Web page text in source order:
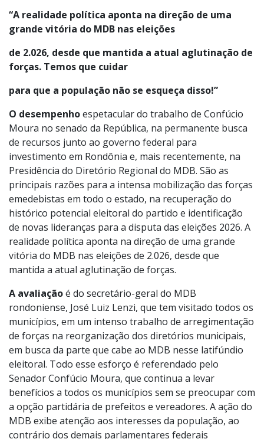
“A realidade política aponta na direção de uma
grande vitória do MDB nas eleições
de 2.026, desde que mantida a atual aglutinação de
forças. Temos que cuidar
para que a população não se esqueça disso!”
O desempenhoespetacular do trabalho de Confúcio
Moura no senado da República, na permanente busca
de recursos junto ao governo federal para
investimento em Rondônia e, mais recentemente, na
Presidência do Diretório Regional do MDB. São as
principais razões para a intensa mobilização das forças
emedebistas em todo o estado, na recuperação do
histórico potencial eleitoral do partido e identificação
de novas lideranças para a disputa das eleições 2026. A
realidade política aponta na direção de uma grande
vitória do MDB nas eleições de 2.026, desde que
mantida a atual aglutinação de forças.
A avaliaçãoé do secretário-geral do MDB
rondoniense, José Luiz Lenzi, que tem visitado todos os
municípios, em um intenso trabalho de arregimentação
de forças na reorganização dos diretórios municipais,
em busca da parte que cabe ao MDB nesse latifúndio
eleitoral. Todo esse esforço é referendado pelo
Senador Confúcio Moura, que continua a levar
benefícios a todos os municípios sem se preocupar com
a opção partidária de prefeitos e vereadores. A ação do
MDB exibe atenção aos interesses da população, ao
contrário dos demais parlamentares federais